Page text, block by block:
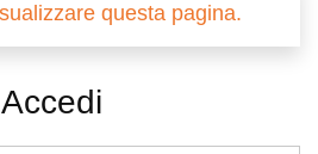
questa pagina.
Accedi